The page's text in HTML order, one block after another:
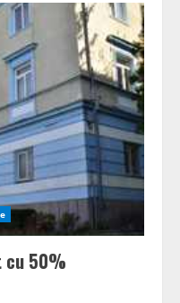
cu 50%